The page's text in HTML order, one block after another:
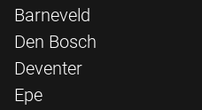
Barneveld
Den Bosch
Deventer
Epe